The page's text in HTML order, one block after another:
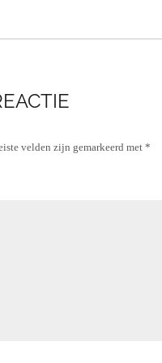
velden zijn gemarkeerd met*